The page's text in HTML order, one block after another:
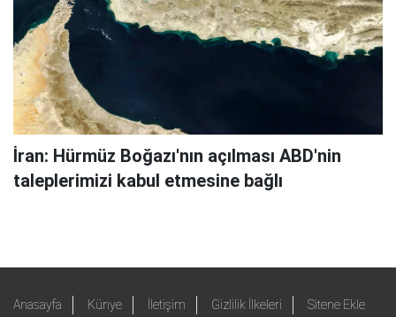
İran: Hürmüz Boğazı'nın açılması ABD'nin
taleplerimizi kabul etmesine bağlı
Anasayfa Künye İletişim Gizlilik İlkeleri Sitene Ekle